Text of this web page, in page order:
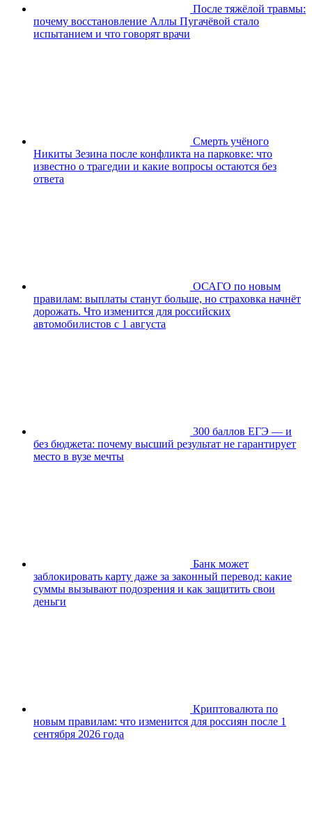
После тяжёлой травмы:
почему восстановление Аллы Пугачёвой стало
испытанием и что говорят врачи
Смерть учёного
Никиты Зезина после конфликта на парковке: что
известно о трагедии и какие вопросы остаются без
ответа
ОСАГО по новым
правилам: выплаты станут больше, но страховка начнёт
дорожать. Что изменится для российских
автомобилистов с 1 августа
300 баллов ЕГЭ — и
без бюджета: почему высший результат не гарантирует
место в вузе мечты
Банк может
заблокировать карту даже за законный перевод: какие
суммы вызывают подозрения и как защитить свои
деньги
Криптовалюта по
новым правилам: что изменится для россиян после 1
сентября 2026 года